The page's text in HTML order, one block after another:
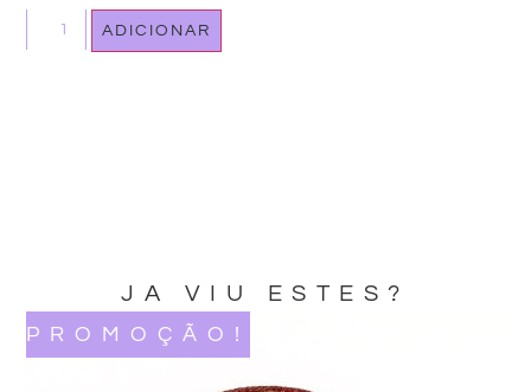
ADICIONAR
JA VIU ESTES?
PROMOÇÃO!